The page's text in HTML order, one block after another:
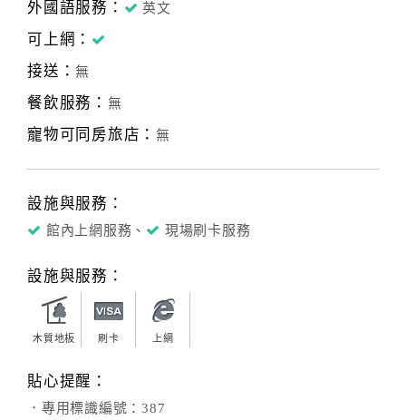
外國語服務： 英文
可上網：
接送：無
餐飲服務： 無
寵物可同房旅店： 無
設施與服務：
館內上網服務、 現場刷卡服務
設施與服務：
木質地板 刷卡 上網
貼心提醒：
．專用標識編號：387